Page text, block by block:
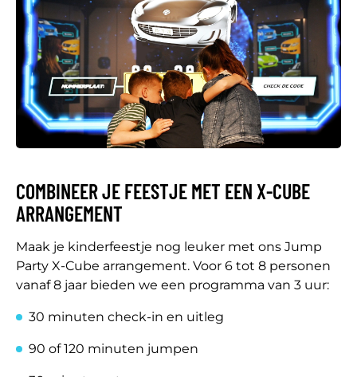
COMBINEER JE FEESTJE MET EEN X-CUBE
ARRANGEMENT
Maak je kinderfeestje nog leuker met ons Jump
Party X-Cube arrangement. Voor 6 tot 8 personen
vanaf 8 jaar bieden we een programma van 3 uur:
30 minuten check-in en uitleg
90 of 120 minuten jumpen